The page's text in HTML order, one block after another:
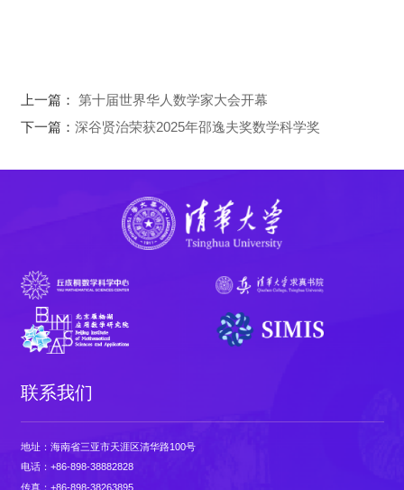
上一篇： 第十届世界华人数学家大会开幕
下一篇： 深谷贤治荣获2025年邵逸夫奖数学科学奖
联系我们
地址：海南省三亚市天涯区清华路100号
电话：+86-898-38882828
传真：+86-898-38263895